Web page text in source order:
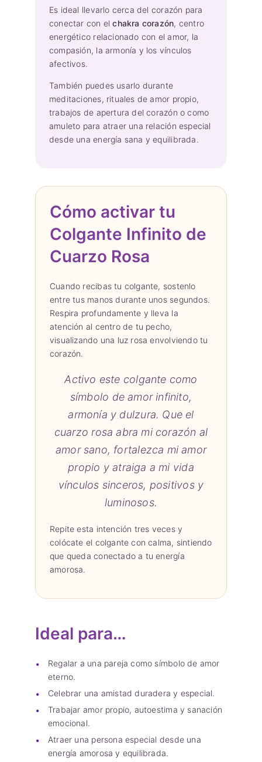
Es ideal llevarlo cerca del corazón para
conectar con elchakra corazón, centro
energético relacionado con el amor, la
compasión, la armonía y los vínculos
afectivos.
También puedes usarlo durante
meditaciones, rituales de amor propio,
trabajos de apertura del corazón o como
amuleto para atraer una relación especial
desde una energía sana y equilibrada.
Cómo activar tu
Colgante Infinito de
Cuarzo Rosa
Cuando recibas tu colgante, sostenlo
entre tus manos durante unos segundos.
Respira profundamente y lleva la
atención al centro de tu pecho,
visualizando una luz rosa envolviendo tu
corazón.
Activo este colgante como
símbolo de amor infinito,
armonía y dulzura. Que el
cuarzo rosa abra mi corazón al
amor sano, fortalezca mi amor
propio y atraiga a mi vida
vínculos sinceros, positivos y
luminosos.
Repite esta intención tres veces y
colócate el colgante con calma, sintiendo
que queda conectado a tu energía
amorosa.
Ideal para…
Regalar a una pareja como símbolo de amor
eterno.
Celebrar una amistad duradera y especial.
Trabajar amor propio, autoestima y sanación
emocional.
Atraer una persona especial desde una
energía amorosa y equilibrada.